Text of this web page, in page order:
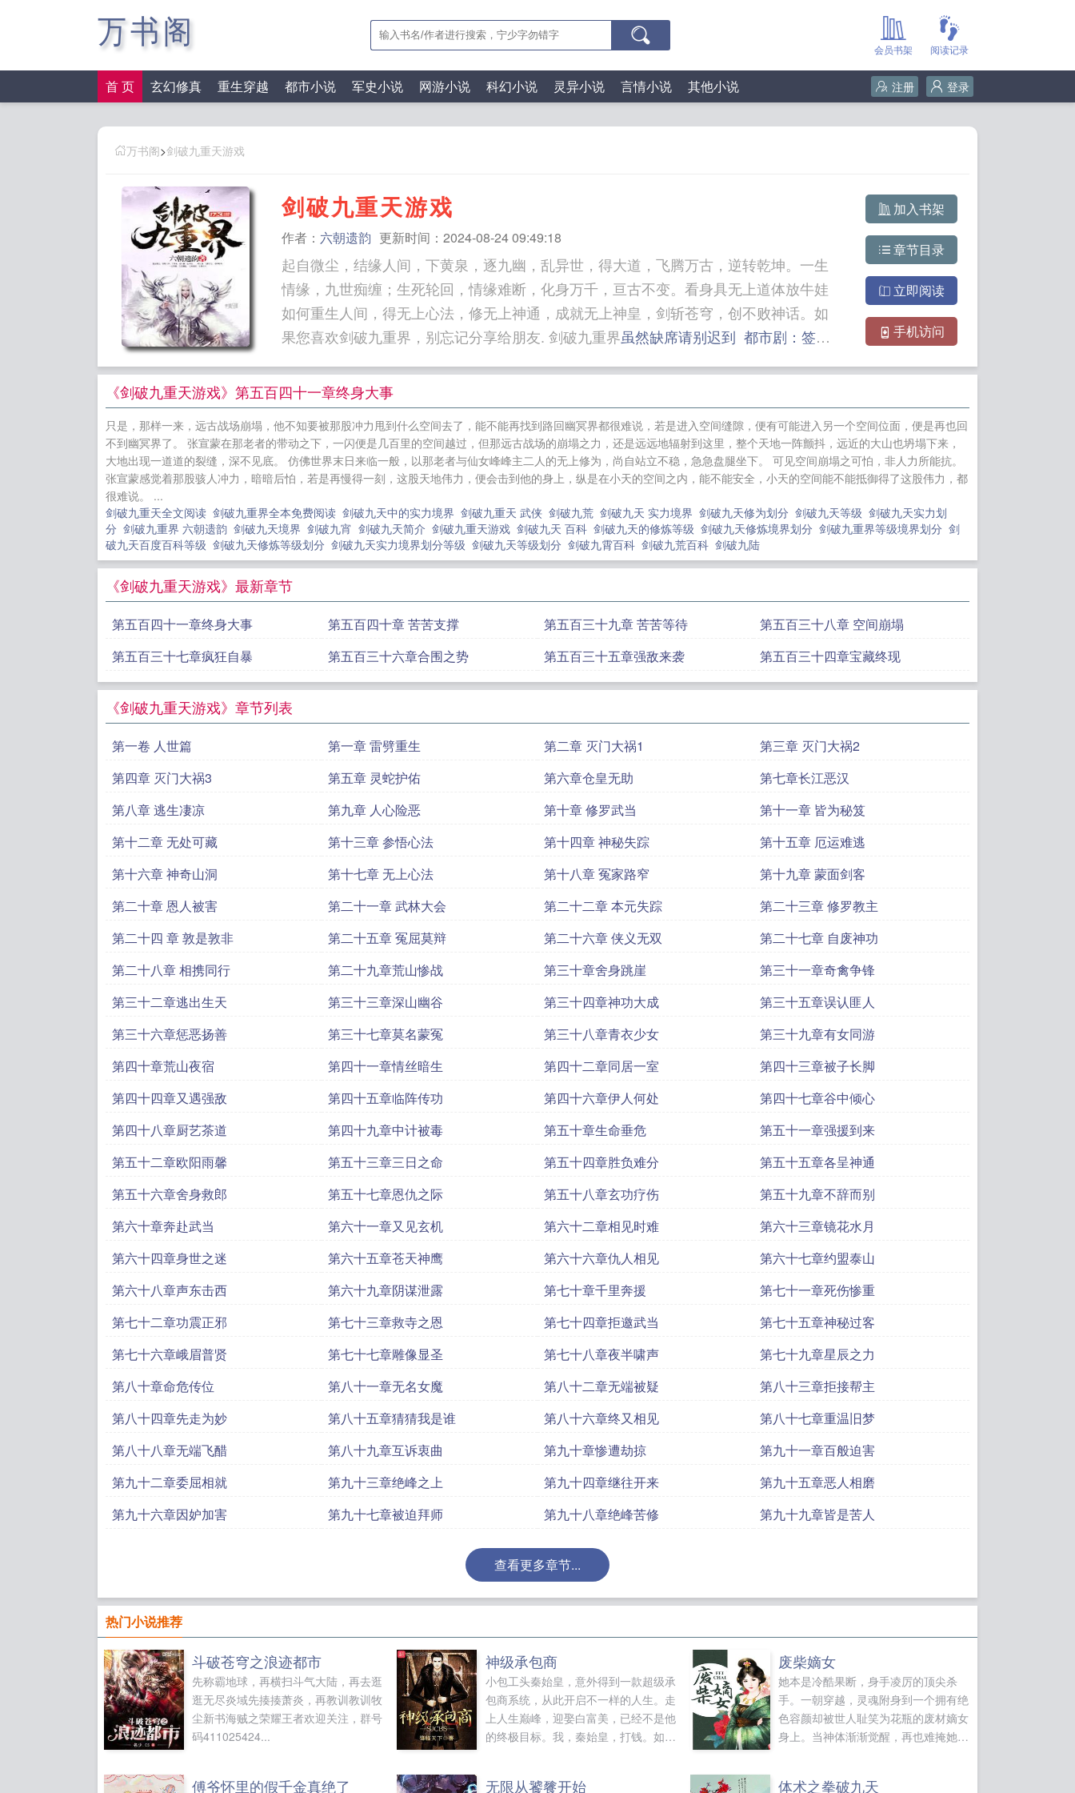
万书阁 阅读记录
会员书架
首 页 玄幻修真 重生穿越 都市小说 军史小说 网游小说 科幻小说 灵异小说 言情小说 其他小说 登录
注册
万书阁>剑破九重天游戏
剑破九重天游戏
作者： 六朝遗韵 更新时间：2024-08-24 09:49:18
起自微尘，结缘人间，下黄泉，逐九幽，乱异世，得大道，飞腾万古，逆转乾坤。一生
情缘，九世痴缠；生死轮回，情缘难断，化身万千，亘古不变。看身具无上道体放牛娃
如何重生人间，得无上心法，修无上神通，成就无上神皇，剑斩苍穹，创不败神话。如
果您喜欢剑破九重界，别忘记分享给朋友. 剑破九重界虽然缺席请别迟到 都市剧：签到
院：做个好邻居，坑哭禽兽们
炮灰女配后 诸天从神棍开始 港综：枭雄从杀出九龙城寨开始 我于鱼缸中创造全人
类 神话大秦：开局娶了素素 这个明星在混日子 欲轮回 诡师王妃 谨芷若可为 修仙从
一棵树开始 港片：从整蛊专家开始制霸铜锣湾 灵气复苏：开局亿万年魂环
加入书架
章节目录
立即阅读
手机访问
《剑破九重天游戏》第五百四十一章终身大事
只是，那样一来，远古战场崩塌，他不知要被那股冲力甩到什么空间去了，能不能再找到路回幽冥界都很难说，若是进入空间缝隙，便有可能进入另一个空间位面，便是再也回
不到幽冥界了。 张宣蒙在那老者的带动之下，一闪便是几百里的空间越过，但那远古战场的崩塌之力，还是远远地辐射到这里，整个天地一阵颤抖，远近的大山也坍塌下来，
大地出现一道道的裂缝，深不见底。 仿佛世界末日来临一般，以那老者与仙女峰峰主二人的无上修为，尚自站立不稳，急急盘腿坐下。 可见空间崩塌之可怕，非人力所能抗。
张宣蒙感觉着那股骇人冲力，暗暗后怕，若是再慢得一刻，这股天地伟力，便会击到他的身上，纵是在小天的空间之内，能不能安全，小天的空间能不能抵御得了这股伟力，都
很难说。 ...
剑破九重天全文阅读 剑破九重界全本免费阅读 剑破九天中的实力境界 剑破九重天 武侠 剑破九荒 剑破九天 实力境界 剑破九天修为划分 剑破九天等级 剑破九天实力划
分 剑破九重界 六朝遗韵 剑破九天境界 剑破九宵 剑破九天简介 剑破九重天游戏 剑破九天 百科 剑破九天的修炼等级 剑破九天修炼境界划分 剑破九重界等级境界划分 剑
破九天百度百科等级 剑破九天修炼等级划分 剑破九天实力境界划分等级 剑破九天等级划分 剑破九霄百科 剑破九荒百科 剑破九陆
《剑破九重天游戏》最新章节
第五百四十一章终身大事 第五百四十章 苦苦支撑 第五百三十九章 苦苦等待
第五百三十八章 空间崩塌
第五百三十七章疯狂自暴
第五百三十六章合围之势 第五百三十五章强敌来袭 第五百三十四章宝藏终现
《剑破九重天游戏》章节列表
第一卷 人世篇 第一章 雷劈重生 第二章 灭门大祸1
第三章 灭门大祸2
第四章 灭门大祸3
第五章 灵蛇护佑 第六章仓皇无助
第七章长江恶汉
第八章 逃生凄凉
第九章 人心险恶 第十章 修罗武当
第十一章 皆为秘笈
第十二章 无处可藏
第十三章 参悟心法 第十四章 神秘失踪
第十五章 厄运难逃
第十六章 神奇山洞
第十七章 无上心法 第十八章 冤家路窄
第十九章 蒙面剑客
第二十章 恩人被害
第二十一章 武林大会 第二十二章 本元失踪
第二十三章 修罗教主
第二十四 章 敦是敦非
第二十五章 冤屈莫辩 第二十六章 侠义无双
第二十七章 自废神功
第二十八章 相携同行
第二十九章荒山惨战 第三十章舍身跳崖
第三十一章奇禽争锋
第三十二章逃出生天
第三十三章深山幽谷 第三十四章神功大成
第三十五章误认匪人
第三十六章惩恶扬善
第三十七章莫名蒙冤 第三十八章青衣少女
第三十九章有女同游
第四十章荒山夜宿
第四十一章情丝暗生 第四十二章同居一室
第四十三章被子长脚
第四十四章又遇强敌
第四十五章临阵传功 第四十六章伊人何处
第四十七章谷中倾心
第四十八章厨艺茶道
第四十九章中计被毒 第五十章生命垂危
第五十一章强援到来
第五十二章欧阳雨馨
第五十三章三日之命 第五十四章胜负难分
第五十五章各呈神通
第五十六章舍身救郎
第五十七章恩仇之际 第五十八章玄功疗伤
第五十九章不辞而别
第六十章奔赴武当
第六十一章又见玄机 第六十二章相见时难
第六十三章镜花水月
第六十四章身世之迷
第六十五章苍天神鹰 第六十六章仇人相见
第六十七章约盟泰山
第六十八章声东击西
第六十九章阴谋泄露 第七十章千里奔援
第七十一章死伤惨重
第七十二章功震正邪
第七十三章救寺之恩 第七十四章拒邀武当
第七十五章神秘过客
第七十六章峨眉普贤
第七十七章雕像显圣 第七十八章夜半啸声
第七十九章星辰之力
第八十章命危传位
第八十一章无名女魔 第八十二章无端被疑
第八十三章拒接帮主
第八十四章先走为妙
第八十五章猜猜我是谁 第八十六章终又相见
第八十七章重温旧梦
第八十八章无端飞醋
第八十九章互诉衷曲 第九十章惨遭劫掠
第九十一章百般迫害
第九十二章委屈相就
第九十三章绝峰之上 第九十四章继往开来
第九十五章恶人相磨
第九十六章因妒加害
第九十七章被迫拜师 第九十八章绝峰苦修 第九十九章皆是苦人
查看更多章节...
热门小说推荐
斗破苍穹之浪迹都市
先称霸地球，再横扫斗气大陆，再去逛
逛无尽炎域先揍揍萧炎，再教训教训牧
尘新书海贼之荣耀王者欢迎关注，群号
码411025424...
神级承包商
小包工头秦始皇，意外得到一款超级承
包商系统，从此开启不一样的人生。走
上人生巅峰，迎娶白富美，已经不是他
的终极目标。我，秦始皇，打钱。如果
废柴嫡女
她本是冷酷果断，身手凌厉的顶尖杀
手。一朝穿越，灵魂附身到一个拥有绝
色容颜却被世人耻笑为花瓶的废材嫡女
身上。当神体渐渐觉醒，再也难掩她的
傅爷怀里的假千金真绝了 无限从饕餮开始 体术之拳破九天